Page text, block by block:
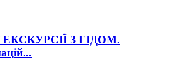
ЕКСКУРСІЇ З ГІДОМ.